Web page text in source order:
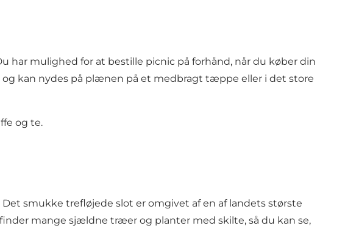
har mulighed for at bestille picnic på forhånd, når du køber din
kan nydes på plænen på et medbragt tæppe eller i det store
og te.
smukke trefløjede slot er omgivet afen af landets største
mange sjældne træer og planter med skilte, så du kan se,